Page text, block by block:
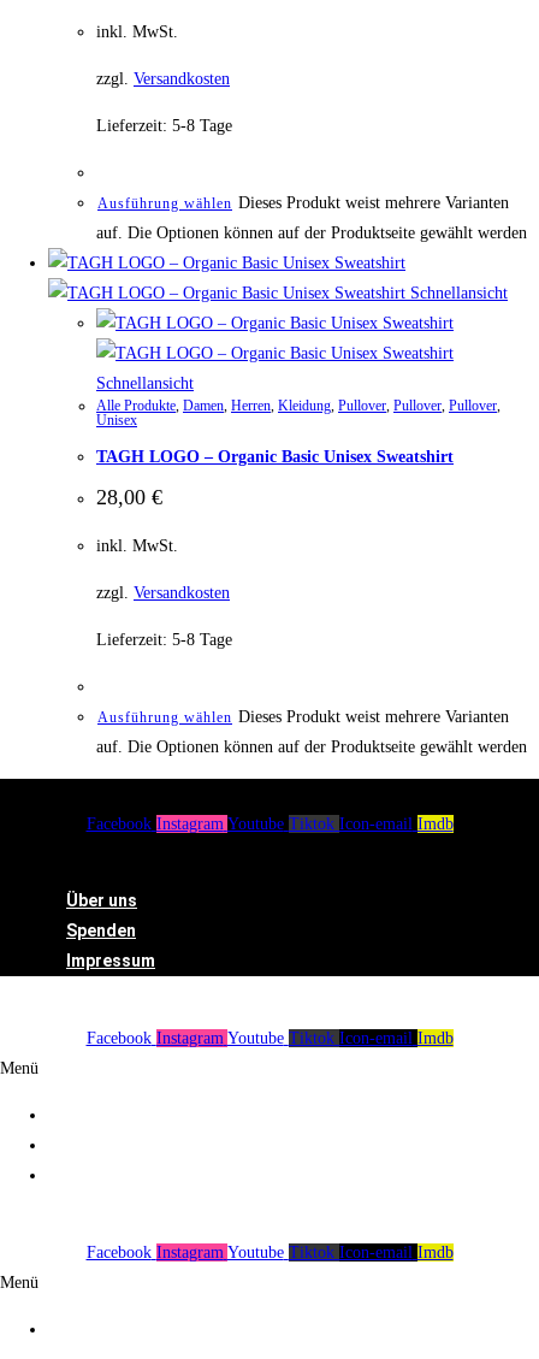
inkl. MwSt.
zzgl. Versandkosten
Lieferzeit: 5-8 Tage
Ausführung wählen Dieses Produkt weist mehrere Varianten
auf. Die Optionen können auf der Produktseite gewählt werden
Schnellansicht
Schnellansicht
Alle Produkte, Damen, Herren, Kleidung, Pullover, Pullover, Pullover,
Unisex
TAGH LOGO – Organic Basic Unisex Sweatshirt
28,00 €
inkl. MwSt.
zzgl. Versandkosten
Lieferzeit: 5-8 Tage
Ausführung wählen Dieses Produkt weist mehrere Varianten
auf. Die Optionen können auf der Produktseite gewählt werden
Facebook Instagram Youtube Tiktok Icon-email Imdb
Über uns
Spenden
Impressum
Facebook Instagram Youtube Tiktok Icon-email Imdb
Menü
Facebook Instagram Youtube Tiktok Icon-email Imdb
Menü